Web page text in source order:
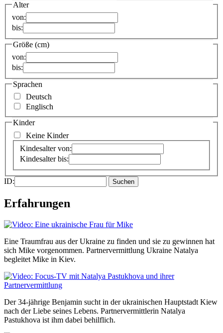
Alter
von:
bis:
Größe (cm)
von:
bis:
Sprachen
Deutsch
Englisch
Kinder
Keine Kinder
Kindesalter von:
Kindesalter bis:
ID:
Erfahrungen
Eine Traumfrau aus der Ukraine zu finden und sie zu gewinnen hat
sich Mike vorgenommen. Partnervermittlung Ukraine Natalya
begleitet Mike in Kiev.
Der 34-jährige Benjamin sucht in der ukrainischen Hauptstadt Kiew
nach der Liebe seines Lebens. Partnervermittlerin Natalya
Pastukhova ist ihm dabei behilflich.